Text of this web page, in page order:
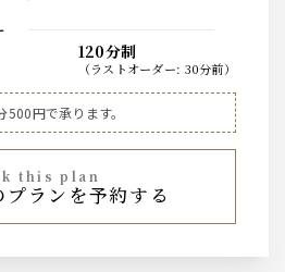
120分制
（ ラストオーダー: 30分前）
ツ・マスターズドリーム】生ビール
生ビール
円で承ります。
this plan
のプランを予約する